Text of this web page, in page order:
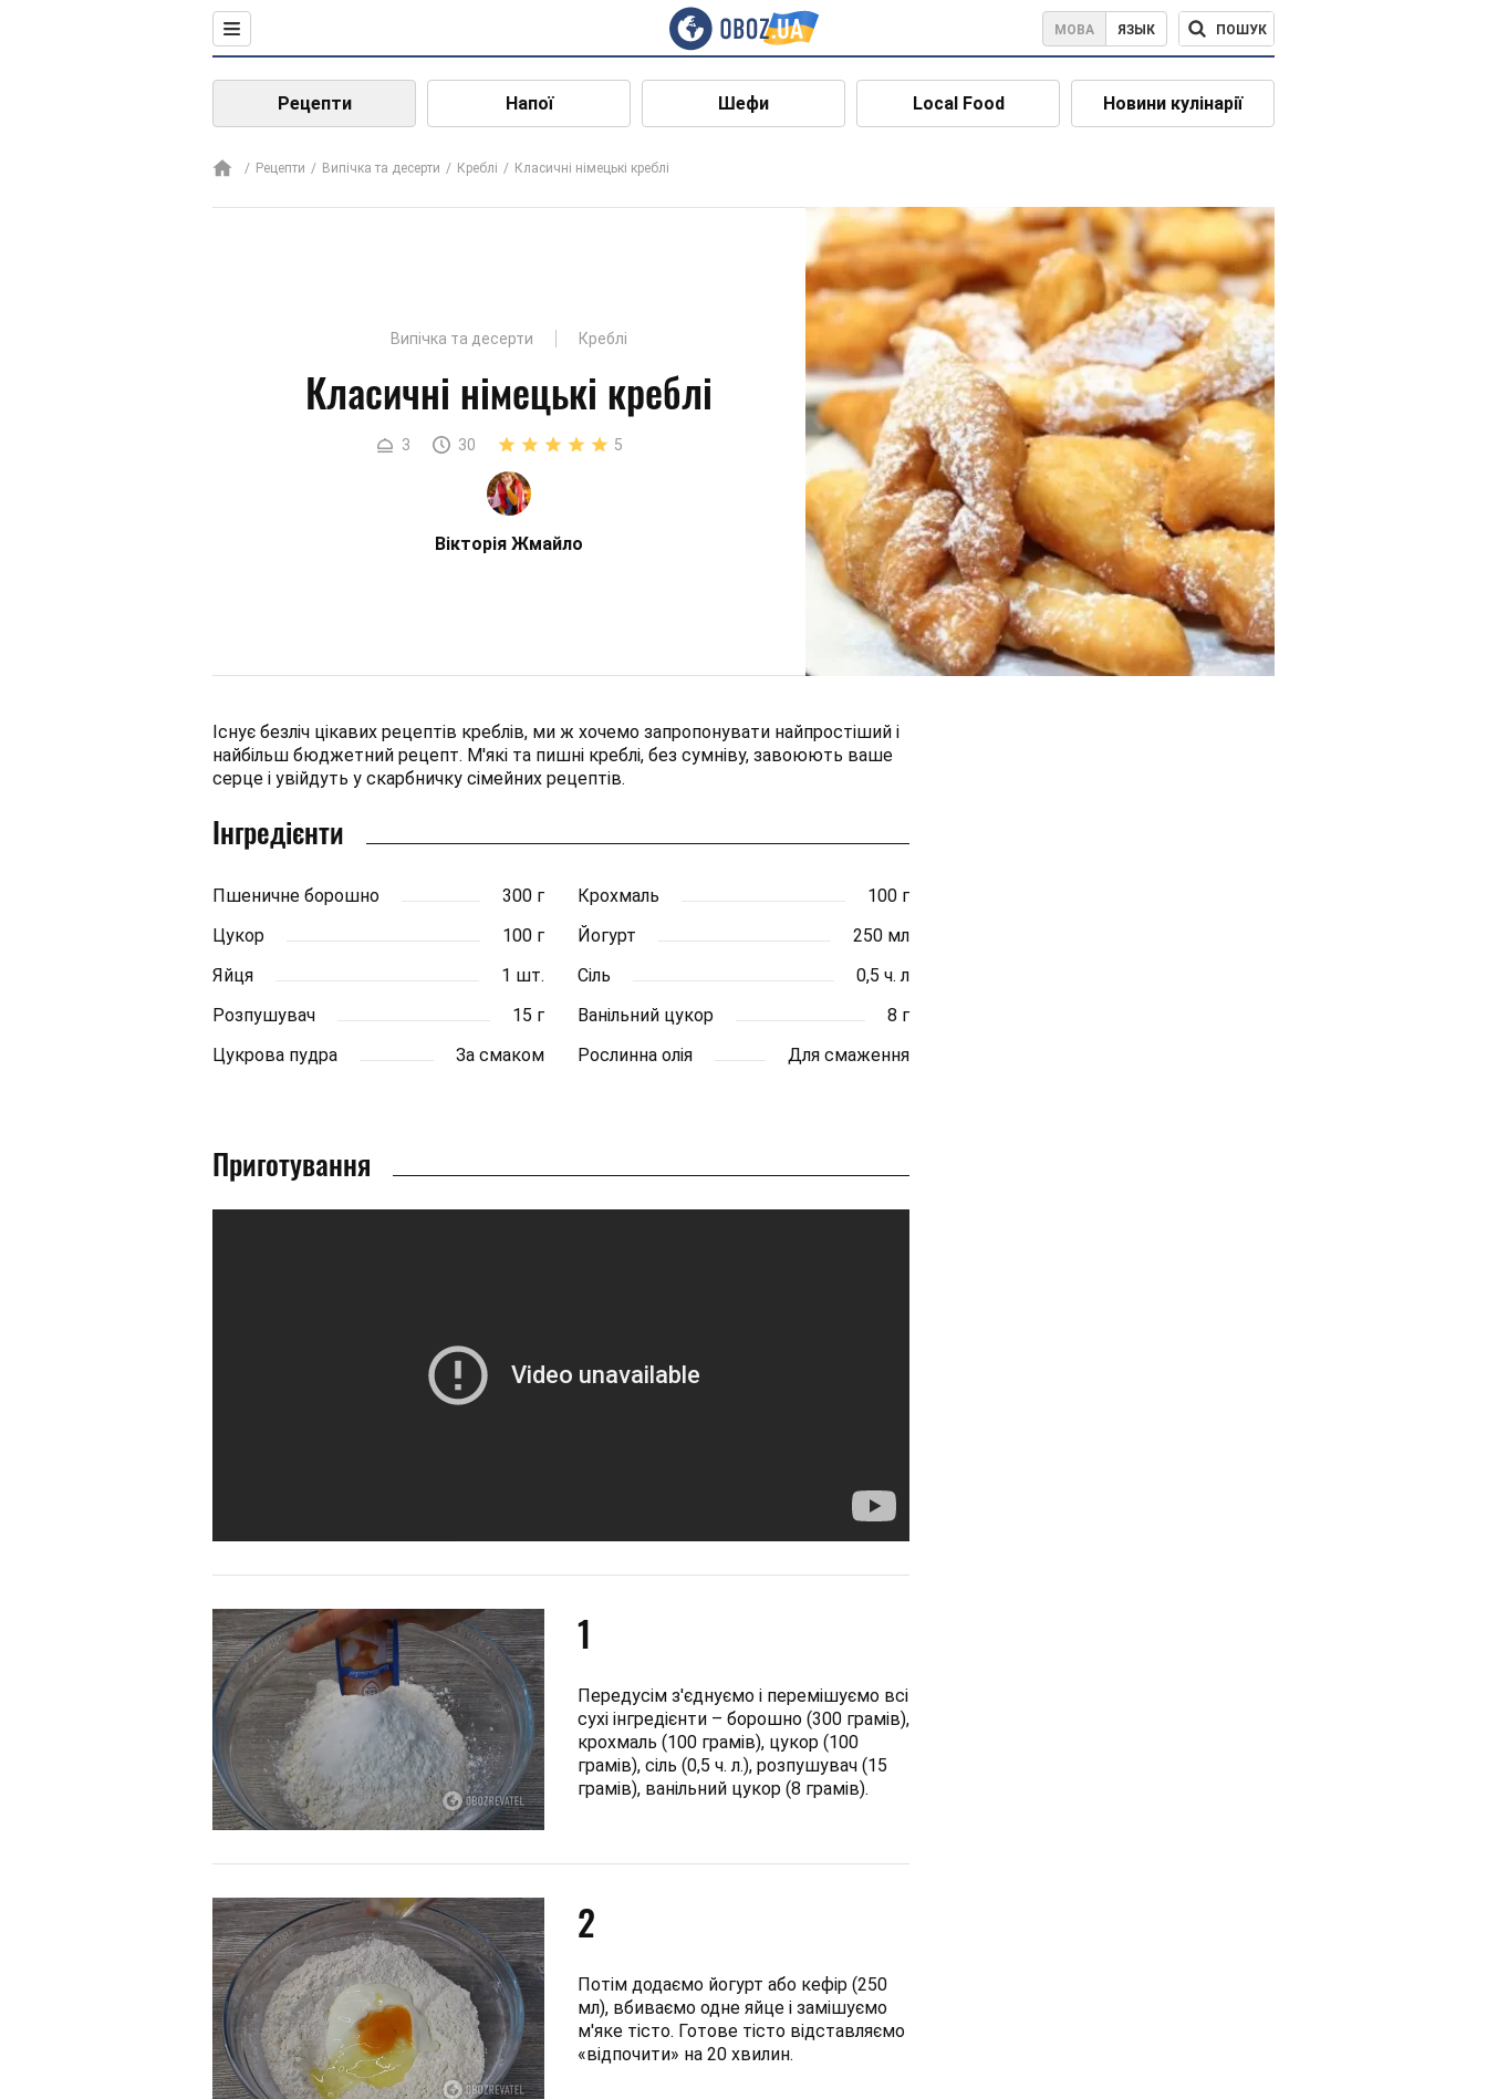
МОВА ЯЗЫК ПОШУК
Рецепти Напої Шефи Local Food Новини кулінарії
Рецепти Випічка та десерти Креблі Класичні німецькі креблі
Випічка та десерти Креблі
Класичні німецькі креблі
3 30 5
Вікторія Жмайло
Існує безліч цікавих рецептів креблів, ми ж хочемо запропонувати найпростіший і
найбільш бюджетний рецепт. М'які та пишні креблі, без сумніву, завоюють ваше
серце і увійдуть у скарбничку сімейних рецептів.
Інгредієнти
Пшеничне борошно 300 г Крохмаль
100 г
Цукор
100 г Йогурт
250 мл
Яйця
1 шт. Сіль
0,5 ч. л
Розпушувач
15 г Ванільний цукор
8 г
Цукрова пудра
За смаком Рослинна олія Для смаження
Приготування
1
Передусім з'єднуємо і перемішуємо всі
сухі інгредієнти – борошно (300 грамів),
крохмаль (100 грамів), цукор (100
грамів), сіль (0,5 ч. л.), розпушувач (15
грамів), ванільний цукор (8 грамів).
2
Потім додаємо йогурт або кефір (250
мл), вбиваємо одне яйце і замішуємо
м'яке тісто. Готове тісто відставляємо
«відпочити» на 20 хвилин.